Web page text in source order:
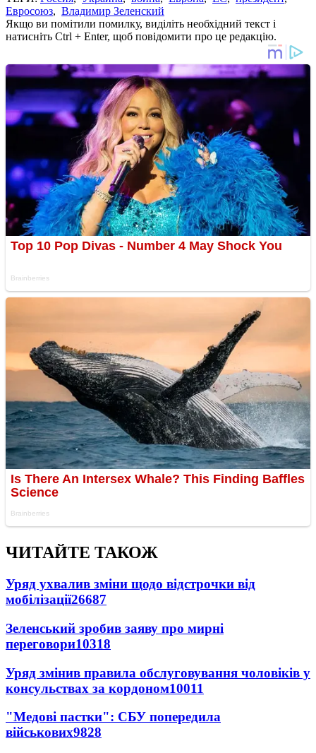
Евросоюз, Владимир Зеленский
Якщо ви помітили помилку, виділіть необхідний текст і
натисніть Ctrl + Enter, щоб повідомити про це редакцію.
ЧИТАЙТЕ ТАКОЖ
Уряд ухвалив зміни щодо відстрочки від
мобілізації26687
Зеленський зробив заяву про мирні
переговори10318
Уряд змінив правила обслуговування чоловіків у
консульствах за кордоном10011
"Медові пастки": СБУ попередила
військових9828